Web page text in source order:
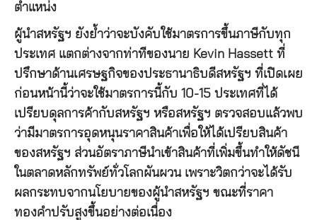
ตำแหน่ง
ผู้นำสหรัฐฯ ยังย้ำว่าจะบังคับใช้มาตรการขึ้นภาษีกับทุก
ประเทศ แตกต่างจากท่าทีของนาย Kevin Hassett ที่
ปรึกษาด้านเศรษฐกิจของประธานาธิบดีสหรัฐฯ ที่เปิดเผย
ก่อนหน้านี้ว่าจะใช้มาตรการนี้กับ 10-15 ประเทศที่ได้
เปรียบดุลการค้ากับสหรัฐฯ หรือสหรัฐฯ ตรวจสอบแล้วพบ
ว่ามีมาตรการอุดหนุนราคาสินค้าเพื่อให้ได้เปรียบสินค้า
ของสหรัฐฯ ส่วนอัตราภาษีนำเข้าสินค้าที่เพิ่มขึ้นทำให้ดัชนี
ในตลาดหลักทรัพย์ทั่วโลกผันผวน เพราะวิตกว่าจะได้รับ
ผลกระทบจากนโยบายของผู้นำสหรัฐฯ ขณะที่ราคา
ทองคำปรับสูงขึ้นอย่างต่อเนื่อง